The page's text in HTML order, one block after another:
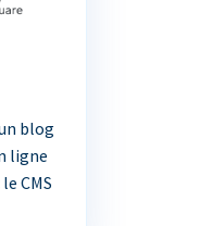
blog
ligne
CMS